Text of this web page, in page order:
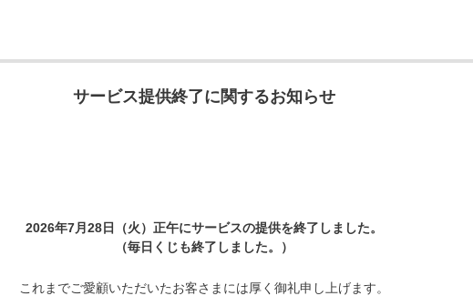
サービス提供終了に関するお知らせ
2026年7月28日（火）正午にサービスの提供を終了しました。
（毎日くじも終了しました。）
これまでご愛顧いただいたお客さまには厚く御礼申し上げます。